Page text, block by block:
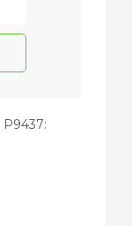
P9437: